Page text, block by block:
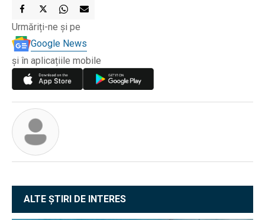
Urmăriți-ne și pe
Google News
și în aplicațiile mobile
ALTE ȘTIRI DE INTERES